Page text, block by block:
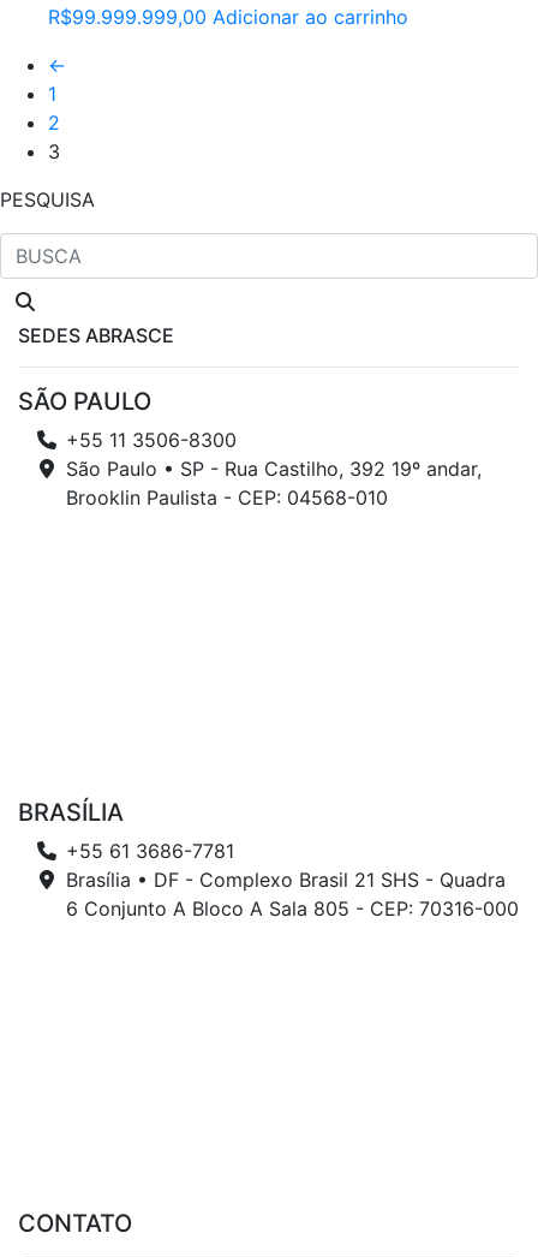
R$99.999.999,00 Adicionar ao carrinho
←
1
2
3
PESQUISA
SEDES ABRASCE
SÃO PAULO
+55 11 3506-8300
São Paulo • SP - Rua Castilho, 392 19º andar,
Brooklin Paulista - CEP: 04568-010
BRASÍLIA
+55 61 3686-7781
Brasília • DF - Complexo Brasil 21 SHS - Quadra
6 Conjunto A Bloco A Sala 805 - CEP: 70316-000
CONTATO